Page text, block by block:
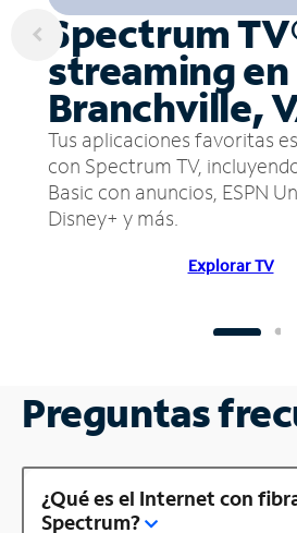
Spectrum
streaming en
Branchville,
Tus aplicaciones favoritas
con Spectrum TV,
Basic con anuncios, ESPN
Disney+ y más.
Explorar TV
Preguntas
¿Qué es el Internet con
Spectrum?